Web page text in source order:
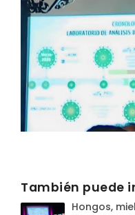
También puede
Hongos,